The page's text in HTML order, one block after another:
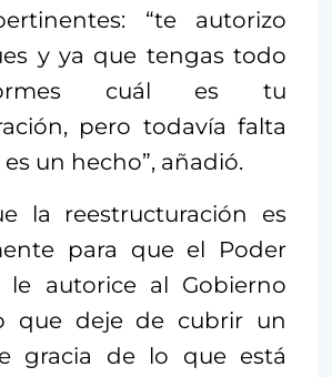
“te autorizo
y ya que tengas todo
cuál es tu
pero todavía falta
un hecho”, añadió.
la reestructuración es
para que el Poder
le autorice al Gobierno
que deje de cubrir un
gracia de lo que está